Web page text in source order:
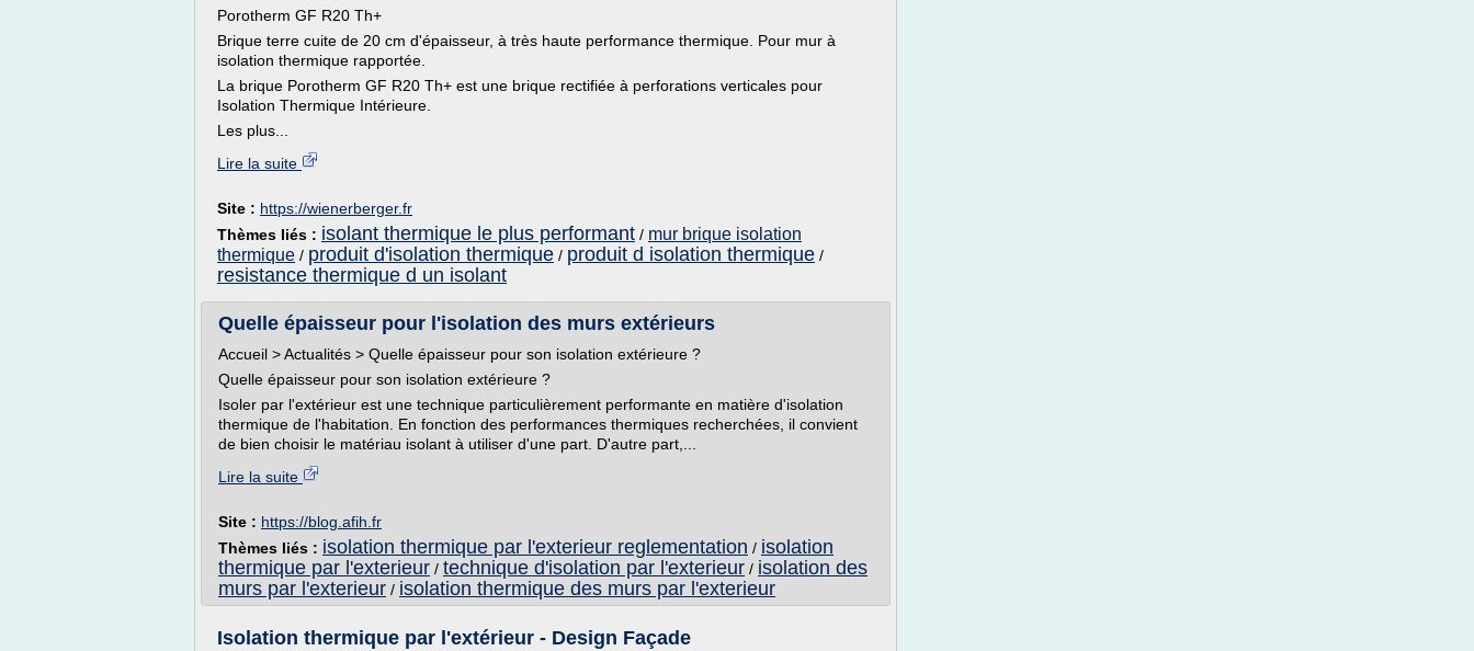
Porotherm GF R20 Th+
Brique terre cuite de 20 cm d'épaisseur, à très haute performance thermique. Pour mur à
isolation thermique rapportée.
La brique Porotherm GF R20 Th+ est une brique rectifiée à perforations verticales pour
Isolation Thermique Intérieure.
Les plus...
Lire la suite
Site : https://wienerberger.fr
Thèmes liés : isolant thermique le plus performant / mur brique isolation
thermique / produit d'isolation thermique / produit d isolation thermique /
resistance thermique d un isolant
Quelle épaisseur pour l'isolation des murs extérieurs
Accueil > Actualités > Quelle épaisseur pour son isolation extérieure ?
Quelle épaisseur pour son isolation extérieure ?
Isoler par l'extérieur est une technique particulièrement performante en matière d'isolation
thermique de l'habitation. En fonction des performances thermiques recherchées, il convient
de bien choisir le matériau isolant à utiliser d'une part. D'autre part,...
Lire la suite
Site : https://blog.afih.fr
Thèmes liés : isolation thermique par l'exterieur reglementation / isolation
thermique par l'exterieur / technique d'isolation par l'exterieur / isolation des
murs par l'exterieur / isolation thermique des murs par l'exterieur
Isolation thermique par l'extérieur - Design Façade